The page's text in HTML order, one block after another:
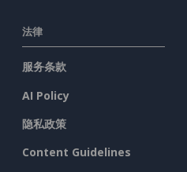
法律
服务条款
AI Policy
隐私政策
Content Guidelines